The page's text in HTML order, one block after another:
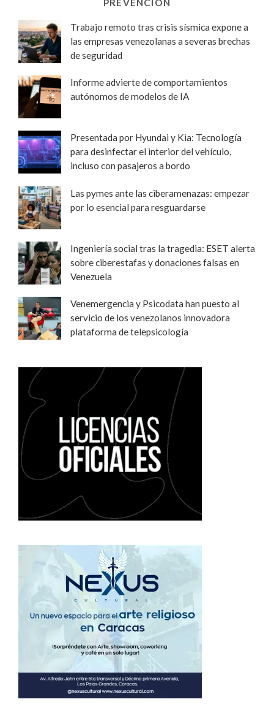
PREVENCIÓN
Trabajo remoto tras crisis sísmica expone a
las empresas venezolanas a severas brechas
de seguridad
Informe advierte de comportamientos
autónomos de modelos de IA
Presentada por Hyundai y Kia: Tecnología
para desinfectar el interior del vehículo,
incluso con pasajeros a bordo
Las pymes ante las ciberamenazas: empezar
por lo esencial para resguardarse
Ingeniería social tras la tragedia: ESET alerta
sobre ciberestafas y donaciones falsas en
Venezuela
Venemergencia y Psicodata han puesto al
servicio de los venezolanos innovadora
plataforma de telepsicología